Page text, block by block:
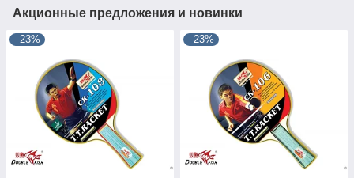
Акционные предложения и новинки
–23% –23%